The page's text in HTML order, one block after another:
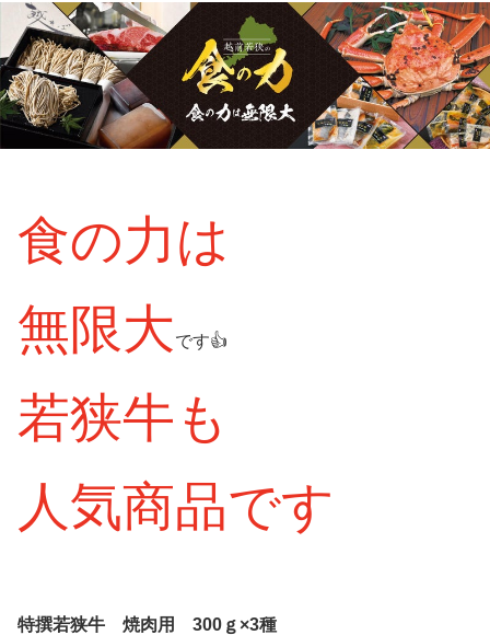
食の力は
無限大です👍
若狭牛も
人気商品です
特撰若狭牛 焼肉用 300ｇ×3種